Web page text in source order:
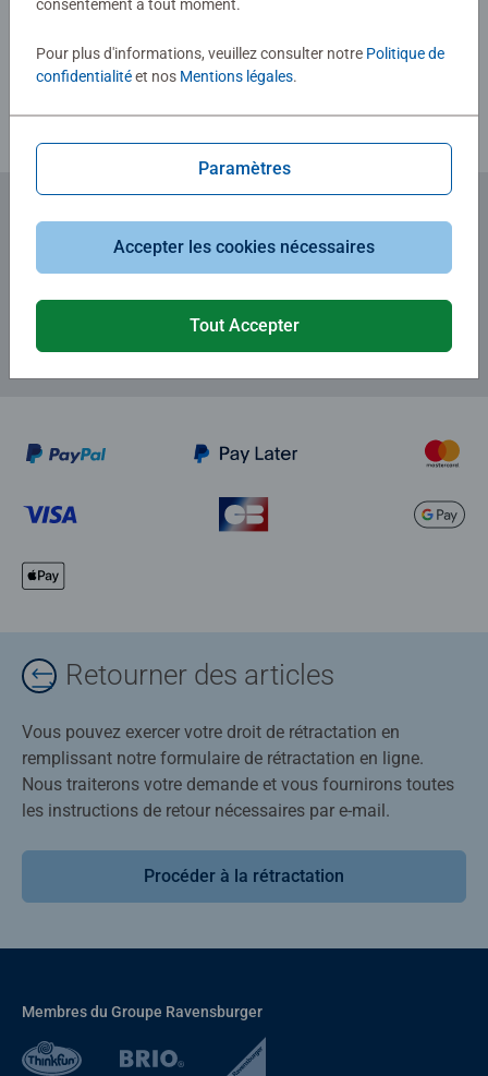
Consignes d'évaluation
Abonnez-vous à notre newsletter
et recevez un bon d'achat de 5€.
Retourner des articles
Vous pouvez exercer votre droit de rétractation en
remplissant notre formulaire de rétractation en ligne.
Nous traiterons votre demande et vous fournirons toutes
les instructions de retour nécessaires par e-mail.
Procéder à la rétractation
Membres du Groupe Ravensburger
consentement à tout moment.
Pour plus d'informations, veuillez consulter notre Politique de
confidentialitéet nos Mentions légales.
Paramètres
Accepter les cookies nécessaires
Tout Accepter